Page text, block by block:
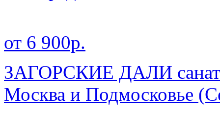
от 6 900р.
ЗАГОРСКИЕ ДАЛИ
Москва и Подмосковье